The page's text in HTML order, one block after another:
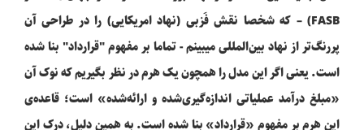
FASB) – که شخصا نقش فَزبی (نهاد امریکایی) را در طراحی آن
پررنگ‌تر از نهاد بین‌المللی میبینم - تماما بر مفهوم "قرارداد" بنا شده
است. یعنی اگر این مدل را همچون یک هرم در نظر بگیریم که نوک آن
«مبلغ درآمد عملیاتی اندازه‌گیری‌شده و ارائه‌شده» است؛ قاعده‌ی
این هرم بر مفهوم «قرارداد» بنا شده است. به همین دلیل، درک این